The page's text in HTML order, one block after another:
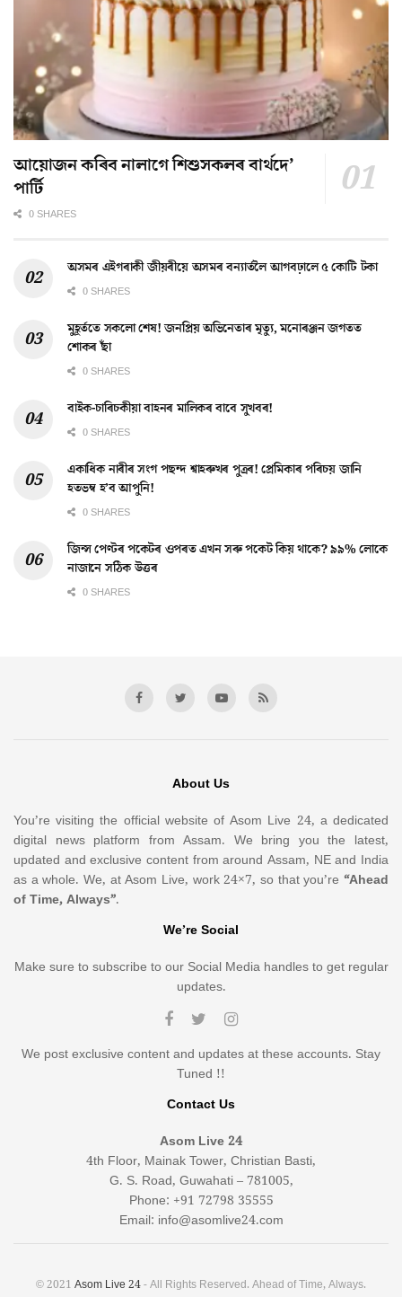
আয়োজন কৰিব নালাগে শিশুসকলৰ বাৰ্থদে’
পাৰ্টি
0 SHARES
অসমৰ এইগৰাকী জীয়ৰীয়ে অসমৰ বন্যাৰ্তলৈ আগবঢ়ালে ৫ কোটি টকা
0 SHARES
মুহূৰ্ততে সকলো শেষ! জনপ্ৰিয় অভিনেতাৰ মৃত্যু, মনোৰঞ্জন জগতত
শোকৰ ছাঁ
0 SHARES
বাইক-চাৰিচকীয়া বাহনৰ মালিকৰ বাবে সুখবৰ!
0 SHARES
একাধিক নাৰীৰ সংগ পছন্দ শ্বাহৰুখৰ পুত্ৰৰ! প্ৰেমিকাৰ পৰিচয় জানি
হতভম্ব হ’ব আপুনি!
0 SHARES
জিন্স পেণ্টৰ পকেটৰ ওপৰত এখন সৰু পকেট কিয় থাকে? ৯৯% লোকে
নাজানে সঠিক উত্তৰ
0 SHARES
About Us
You’re visiting the official website of Asom Live 24, a dedicated
digital news platform from Assam. We bring you the latest,
updated and exclusive content from around Assam, NE and India
as a whole. We, at Asom Live, work 24×7, so that you’re “Ahead
of Time, Always”.
We’re Social
Make sure to subscribe to our Social Media handles to get regular
updates.
We post exclusive content and updates at these accounts. Stay
Tuned !!
Contact Us
Asom Live 24
4th Floor, Mainak Tower, Christian Basti,
G. S. Road, Guwahati – 781005,
Phone: +91 72798 35555
Email: info@asomlive24.com
© 2021 Asom Live 24- All Rights Reserved. Ahead of Time, Always.